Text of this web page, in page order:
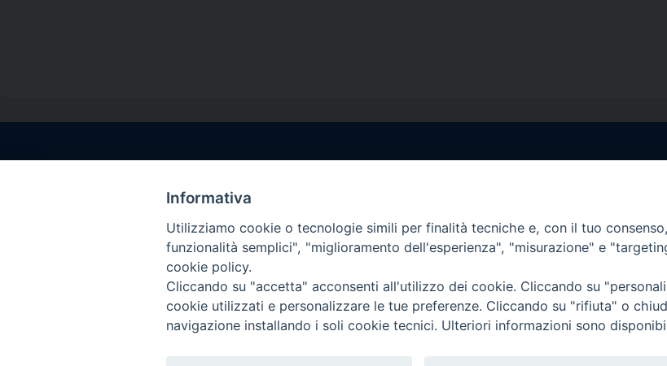
Via Santa Maria della Pietà, 44 – 80067
Sorrento (NA)
tel. 0818781244
Giorni ed Orari Apertura Uffici:
Venerdì ore 09:30 – 12:30
———————————————————–
PEC:diocesisorrentocastellammare@pec.it
tel. 0818714501
Giorni ed Orari
Uffici
Lunedì e
Informativa
Utilizziamo cookie o tecnologie simili per finalità tecniche e, con il tuo
funzionalità semplici", "miglioramento dell'esperienza", "misurazione" e
cookie policy.
Cliccando su "accetta" acconsenti all'utilizzo dei cookie. Cliccando su
cookie utilizzati e personalizzare le tue preferenze. Cliccando su "rifiuta" o
navigazione installando i soli cookie tecnici. Ulteriori informazioni sono